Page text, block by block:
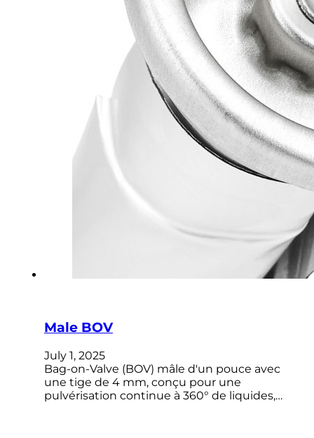
Male BOV
July 1, 2025
Bag-on-Valve (BOV) mâle d'un pouce avec
une tige de 4 mm, conçu pour une
pulvérisation continue à 360° de liquides,…